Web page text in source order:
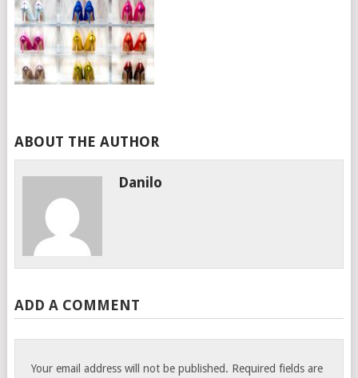
ABOUT THE AUTHOR
Danilo
ADD A COMMENT
Your email address will not be published. Required fields are